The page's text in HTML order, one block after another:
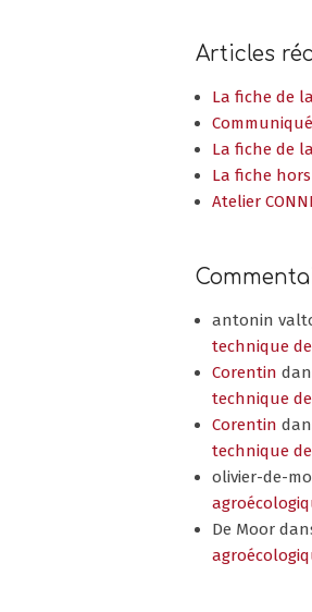
Articles
La fiche de
Communiqué
La fiche de
La fiche
Atelier
antonin
technique
Corentin
technique
Corentin
technique
olivier-de-
De Moor